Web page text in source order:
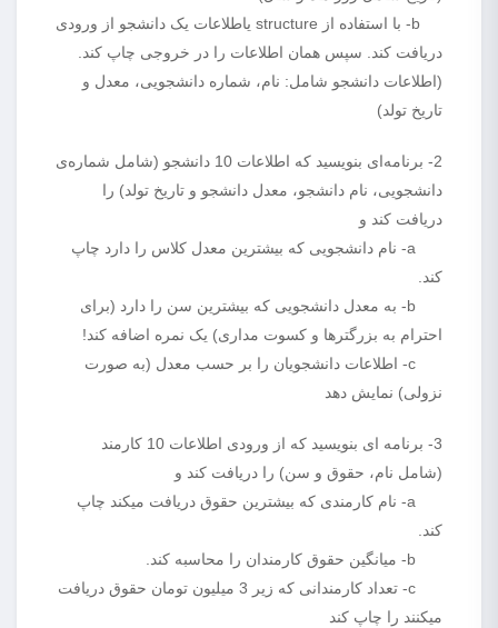
b- با استفاده از structure یاطلاعات یک دانشجو از ورودی
دریافت کند. سپس همان اطلاعات را در خروجی چاپ کند.
(اطلاعات دانشجو شامل: نام، شماره دانشجویی، معدل و
تاریخ تولد)
2- برنامه‌ای بنویسید که اطلاعات 10 دانشجو (شامل شماره‌ی
دانشجویی، نام دانشجو، معدل دانشجو و تاریخ تولد) را
دریافت کند و
a- نام دانشجویی که بیشترین معدل کلاس را دارد چاپ
کند.
b- به معدل دانشجویی که بیشترین سن را دارد (برای
احترام به بزرگترها و کسوت مداری) یک نمره اضافه کند!
c- اطلاعات دانشجویان را بر حسب معدل (به صورت
نزولی) نمایش دهد
3- برنامه ای بنویسید که از ورودی اطلاعات 10 کارمند
(شامل نام، حقوق و سن) را دریافت کند و
a- نام کارمندی که بیشترین حقوق دریافت میکند چاپ
کند.
c- تعداد کارمندانی که زیر 3 میلیون تومان حقوق دریافت
میکنند را چاپ کند